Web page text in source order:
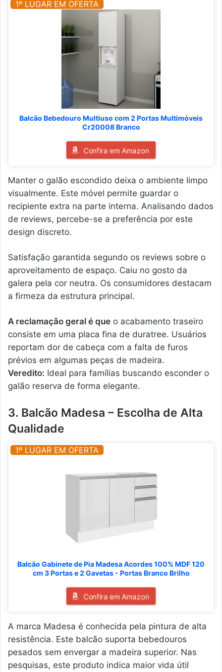
1º LUGAR EM OFERTA
Balcão Bebedouro Multiuso com 2 Portas Multimóveis
Cr20008 Branco
Confira em Amazon
Manter o galão escondido deixa o ambiente limpo
visualmente. Este móvel permite guardar o
recipiente extra na parte interna. Analisando dados
de reviews, percebe-se a preferência por este
design discreto.
Satisfação garantida segundo os reviews sobre o
aproveitamento de espaço. Caiu no gosto da
galera pela cor neutra. Os consumidores destacam
a firmeza da estrutura principal.
A reclamação geral é que o acabamento traseiro
consiste em uma placa fina de duratree. Usuários
reportam dor de cabeça com a falta de furos
prévios em algumas peças de madeira.
Veredito: Ideal para famílias buscando esconder o
galão reserva de forma elegante.
3. Balcão Madesa – Escolha de Alta
Qualidade
1º LUGAR EM OFERTA
Balcão Gabinete de Pia Madesa Acordes 100% MDF 120
cm 3 Portas e 2 Gavetas - Portas Branco Brilho
Confira em Amazon
A marca Madesa é conhecida pela pintura de alta
resistência. Este balcão suporta bebedouros
pesados sem envergar a madeira superior. Nas
pesquisas, este produto indica maior vida útil